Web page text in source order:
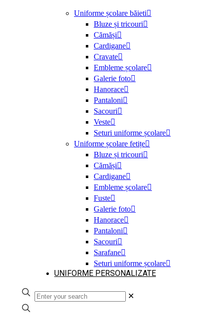
Uniforme școlare băieti
Bluze și tricouri
Cămăși
Cardigane
Cravate
Embleme școlare
Galerie foto
Hanorace
Pantaloni
Sacouri
Veste
Seturi uniforme școlare
Uniforme școlare fetițe
Bluze și tricouri
Cămăși
Cardigane
Embleme școlare
Fuste
Galerie foto
Hanorace
Pantaloni
Sacouri
Sarafane
Seturi uniforme școlare
UNIFORME PERSONALIZATE
✕